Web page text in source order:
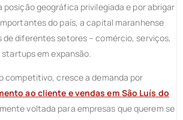
posição geográfica privilegiada e por abrigar
do país, a capital maranhense
diferentes setores – comércio, serviços,
em expansão.
competitivo, cresce a demanda por
ao cliente e vendas em São Luís do
voltada para empresas que querem se